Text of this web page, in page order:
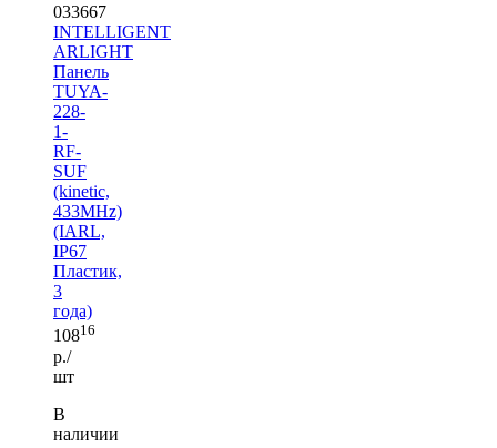
033667
INTELLIGENT
ARLIGHT
Панель
TUYA-
228-
1-
RF-
SUF
(kinetic,
433MHz)
(IARL,
IP67
Пластик,
3
года)
10816
р./
шт
В
наличии